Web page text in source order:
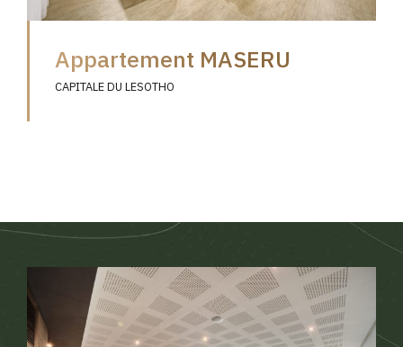
Appartement MASERU
CAPITALE DU LESOTHO